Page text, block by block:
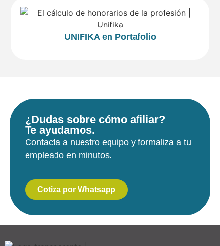
UNIFIKA en Portafolio
¿Dudas sobre cómo afiliar?
Te ayudamos.
Contacta a nuestro equipo y formaliza a tu
empleado en minutos.
Cotiza por Whatsapp